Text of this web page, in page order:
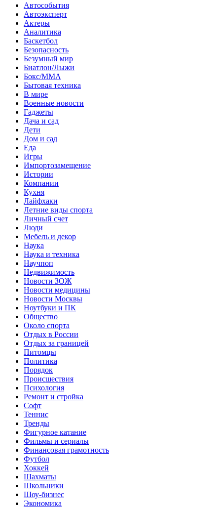
Автособытия
Автоэксперт
Актеры
Аналитика
Баскетбол
Безопасность
Безумный мир
Биатлон/Лыжи
Бокс/MMA
Бытовая техника
В мире
Военные новости
Гаджеты
Дача и сад
Дети
Дом и сад
Еда
Игры
Импортозамещение
Истории
Компании
Кухня
Лайфхаки
Летние виды спорта
Личный счет
Люди
Мебель и декор
Наука
Наука и техника
Научпоп
Недвижимость
Новости ЗОЖ
Новости медицины
Новости Москвы
Ноутбуки и ПК
Общество
Около спорта
Отдых в России
Отдых за границей
Питомцы
Политика
Порядок
Происшествия
Психология
Ремонт и стройка
Софт
Теннис
Тренды
Фигурное катание
Фильмы и сериалы
Финансовая грамотность
Футбол
Хоккей
Шахматы
Школьники
Шоу-бизнес
Экономика